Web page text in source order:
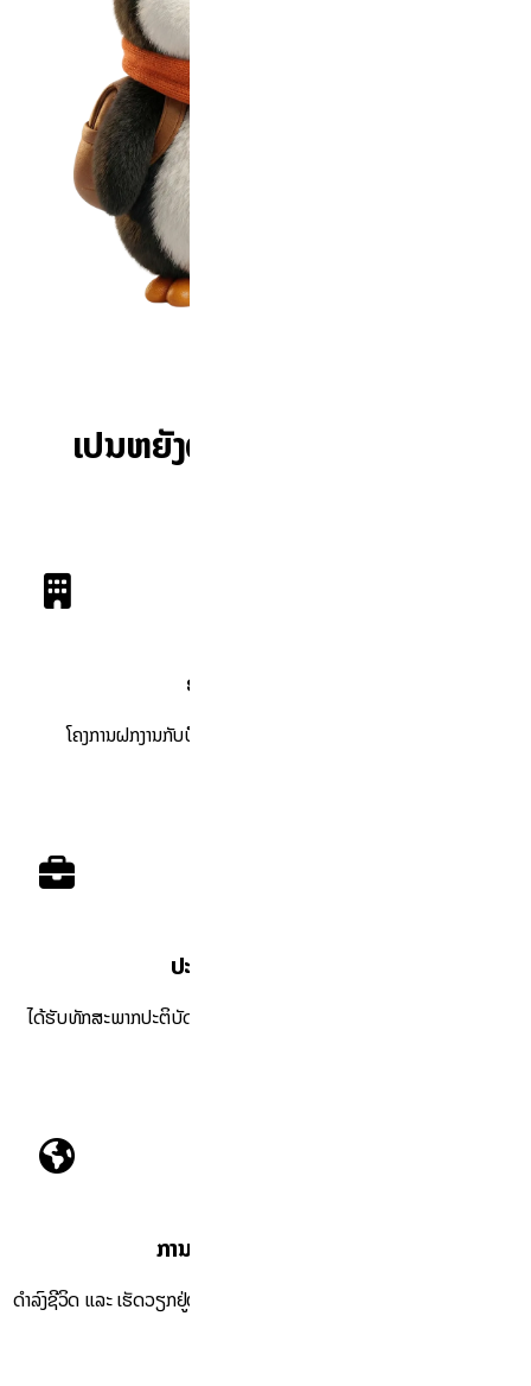
ເປັນຫຍັງຕ້ອງເລືອກ i-study?
ອົງການຈັດຕັ້ງຊັ້ນນໍາ
ໂຄງການຝຶກງານກັບບໍລິສັດທີ່ມີຊື່ສຽງເພື່ອສ້າງໂປຣໄຟລ໌ຂອງທ່ານ.
ປະສົບການແບບມືອາຊີບ
ໄດ້ຮັບທັກສະພາກປະຕິບັດໃນດ້ານອາຫານ, ກະສິກໍາ, ການຕ້ອນຮັບ ແລະ ອື່ນໆ.
ການແລກປ່ຽນວັດທະນະທໍາ
ດໍາລົງຊີວິດ ແລະ ເຮັດວຽກຢູ່ຕ່າງປະເທດສູງສຸດ 12 ເດືອນ ເພື່ອເປີດກວ້າງໂລກທັດ